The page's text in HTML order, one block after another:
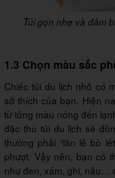
Túi gọn nhẹ và đảm
1.3 Chọn màu sắc
Chiếc túi du lịch nhỏ có
sở thích của bạn. Hiện
từ tông màu nóng đến
đặc thù túi du lịch sẽ
thường phải “lăn lê bò
phượt. Vậy nên, bạn có
như đen, xám, ghi, nâu…